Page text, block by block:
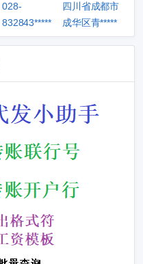
028-
832843*****
四川省成都市
成华区青*****